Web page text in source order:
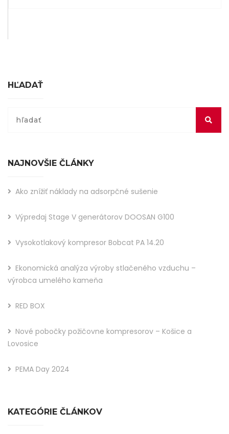
HĽADAŤ
NAJNOVŠIE ČLÁNKY
Ako znížiť náklady na adsorpčné sušenie
Výpredaj Stage V generátorov DOOSAN G100
Vysokotlakový kompresor Bobcat PA 14.20
Ekonomická analýza výroby stlačeného vzduchu –
výrobca umelého kameňa
RED BOX
Nové pobočky požičovne kompresorov – Košice a
Lovosice
PEMA Day 2024
KATEGÓRIE ČLÁNKOV